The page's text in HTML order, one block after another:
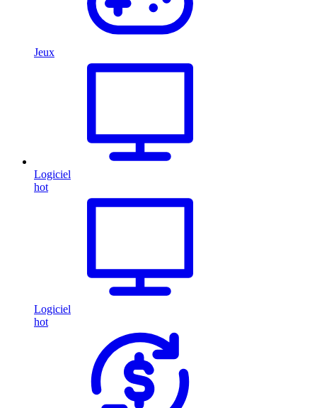
Jeux
Logiciel
hot
Logiciel
hot